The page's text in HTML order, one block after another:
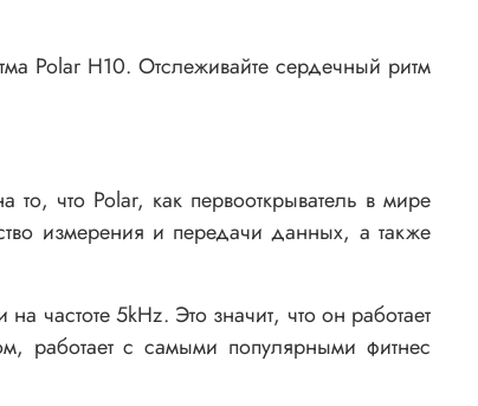
Polar H10. Отслеживайте сердечный ритм
что Polar, как первооткрыватель в мире
измерения и передачи данных, а также
частоте 5kHz. Это значит, что он работает
работает с самыми популярными фитнес